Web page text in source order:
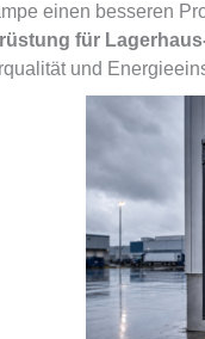
einen besseren
für
und